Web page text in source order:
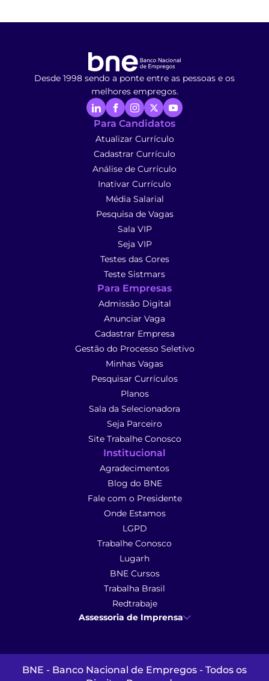
Desde 1998 sendo a ponte entre as pessoas e os
melhores empregos.
Para Candidatos
Atualizar Currículo
Cadastrar Currículo
Análise de Currículo
Inativar Currículo
Média Salarial
Pesquisa de Vagas
Sala VIP
Seja VIP
Testes das Cores
Teste Sistmars
Para Empresas
Admissão Digital
Anunciar Vaga
Cadastrar Empresa
Gestão do Processo Seletivo
Minhas Vagas
Pesquisar Currículos
Planos
Sala da Selecionadora
Seja Parceiro
Site Trabalhe Conosco
Institucional
Agradecimentos
Blog do BNE
Fale com o Presidente
Onde Estamos
LGPD
Trabalhe Conosco
Lugarh
BNE Cursos
Trabalha Brasil
Redtrabaje
Assessoria de Imprensa
(41) 9 9102-1413
BNE - Banco Nacional de Empregos - Todos os